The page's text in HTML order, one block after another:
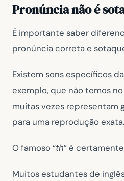
Pronúncia não é
É importante saber
pronúncia correta e
Existem sons específicos
exemplo, que não temos
muitas vezes representam
para uma reprodução exata.
O famoso “th” é
Muitos estudantes de